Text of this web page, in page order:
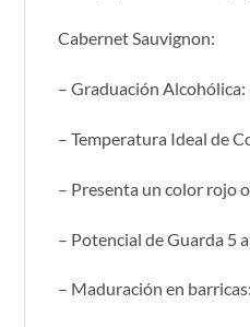
Cabernet Sauvignon:
– Graduación Alcohólica:
– Temperatura Ideal de
– Presenta un color rojo
– Potencial de Guarda 5
– Maduración en